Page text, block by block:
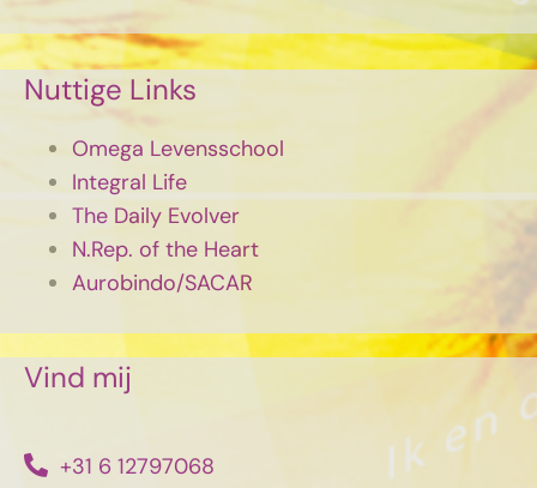
Nuttige Links
Omega Levensschool
Integral Life
The Daily Evolver
N.Rep. of the Heart
Aurobindo/SACAR
Vind mij
+31 6 12797068